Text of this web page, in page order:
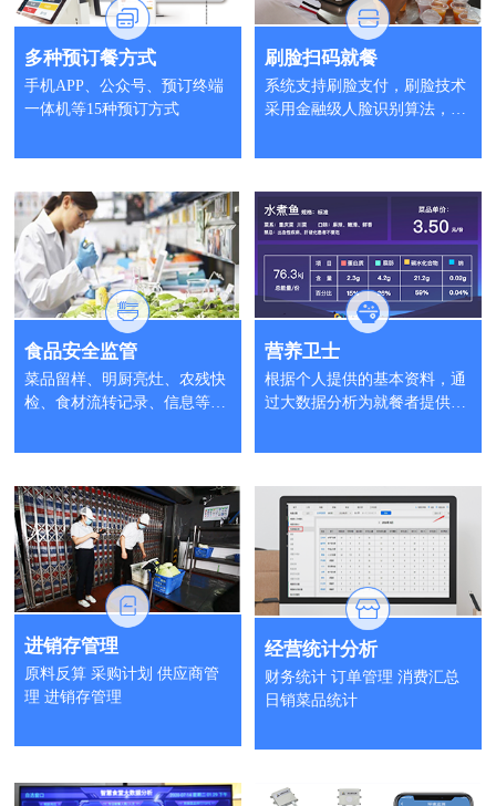
多种预订餐方式
手机APP、公众号、预订终端
一体机等15种预订方式
刷脸扫码就餐
系统支持刷脸支付，刷脸技术
采用金融级人脸识别算法，高
食品安全监管
菜品留样、明厨亮灶、农残快
检、食材流转记录、信息等全
营养卫士
根据个人提供的基本资料，通
过大数据分析为就餐者提供科
进销存管理
原料反算 采购计划 供应商管
理 进销存管理
经营统计分析
财务统计 订单管理 消费汇总
日销菜品统计